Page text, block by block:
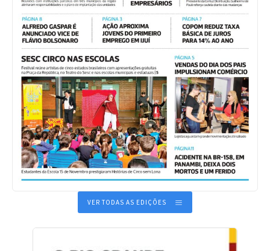
VER TODAS AS EDIÇÕES